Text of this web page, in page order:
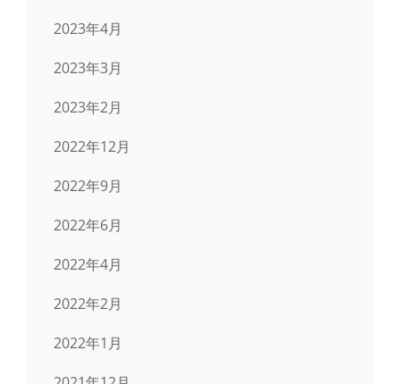
2023年4月
2023年3月
2023年2月
2022年12月
2022年9月
2022年6月
2022年4月
2022年2月
2022年1月